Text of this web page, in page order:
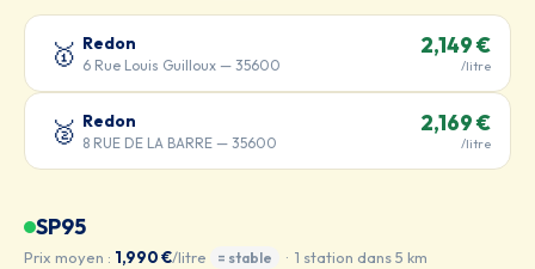
🥇 Redon
6 Rue Louis Guilloux — 35600
2,149 €
/litre
🥈 Redon
8 RUE DE LA BARRE — 35600
2,169 €
/litre
SP95
Prix moyen : 1,990 €/litre = stable · 1 station dans 5 km